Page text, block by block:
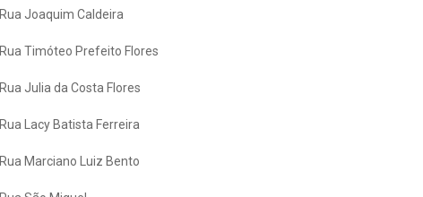
Rua Joaquim Caldeira
Rua Timóteo Prefeito Flores
Rua Julia da Costa Flores
Rua Lacy Batista Ferreira
Rua Marciano Luiz Bento